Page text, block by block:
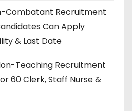
Combatant Recruitment
Can Apply
& Last Date
Teaching Recruitment
60 Clerk, Staff Nurse &